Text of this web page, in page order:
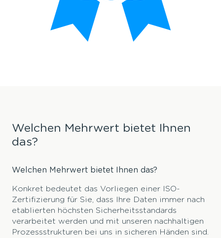
Welchen Mehrwert bietet Ihnen
das?
Welchen Mehrwert bietet Ihnen das?
Konkret bedeutet das Vorliegen einer ISO-
Zertifizierung für Sie, dass Ihre Daten immer nach
etablierten höchsten Sicherheitsstandards
verarbeitet werden und mit unseren nachhaltigen
Prozessstrukturen bei uns in sicheren Händen sind.